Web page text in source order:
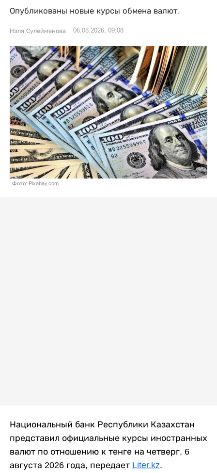
Опубликованы новые курсы обмена валют.
Нэля Сулейменова 06.08.2026, 09:08
Фото: Pixabay.com
Национальный банк Республики Казахстан
представил официальные курсы иностранных
валют по отношению к тенге на четверг, 6
августа 2026 года, передает Liter.kz.